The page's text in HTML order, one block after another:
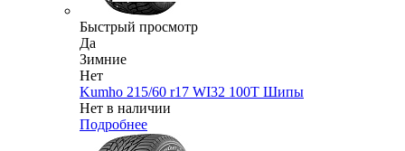
Быстрый просмотр
Да
Зимние
Нет
Kumho 215/60 r17 WI32 100T Шипы
Нет в наличии
Подробнее